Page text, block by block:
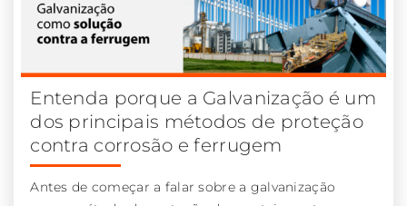
Entenda porque a Galvanização é um
dos principais métodos de proteção
contra corrosão e ferrugem
Antes de começar a falar sobre a galvanização